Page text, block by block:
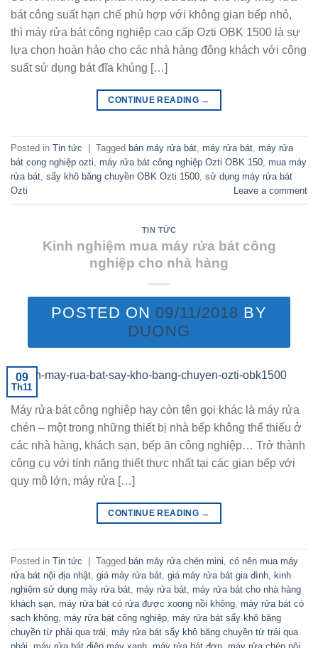
bát công suất hạn chế phù hợp với không gian bếp nhỏ,
thì máy rửa bát công nghiệp cao cấp Ozti OBK 1500 là sự
lựa chọn hoàn hảo cho các nhà hàng đông khách với công
suất sử dụng bát đĩa khủng […]
CONTINUE READING →
Posted in Tin tức Tagged bán máy rửa bát, máy rửa bát, máy rửa
bát cong nghiệp ozti, máy rửa bát công nghiệp Ozti OBK 150, mua máy
rửa bát, sấy khô băng chuyền OBK Ozti 1500, sử dụng máy rửa bát
Ozti
Leave a comment
TIN TỨC
Kinh nghiệm mua máy rửa bát công
nghiệp cho nhà hàng
POSTED ON 09/11/2018 BY
DUONG
09
Th11
Máy rửa bát công nghiệp hay còn tên gọi khác là máy rửa
chén – một trong những thiết bị nhà bếp không thể thiếu ở
các nhà hàng, khách sạn, bếp ăn công nghiệp… Trở thành
công cụ với tính năng thiết thực nhất tại các gian bếp với
quy mô lớn, máy rửa […]
CONTINUE READING →
Posted in Tin tức Tagged bán máy rửa chén mini có nên mua máy
rửa bát nội địa nhật giá máy rửa bát giá máy rửa bát gia đình
kinh
nghiệm sử dụng máy rửa bát máy rửa bát máy rửa bát cho nhà hàng
khách sạn máy rửa bát có rửa được xoong nồi không máy rửa bát có
sạch không máy rửa bát công nghiệp máy rửa bát sấy khô băng
chuyền từ phải qua trái máy rửa bát sấy khô băng chuyền từ trái qua